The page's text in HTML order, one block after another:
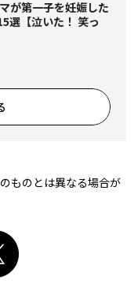
が第一子を妊娠した
選【泣いた！ 笑っ
ものとは異なる場合が